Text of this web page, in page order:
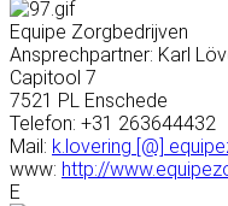
Equipe Zorgbedrijven
Ansprechpartner: Karl
Capitool 7
7521 PL Enschede
Telefon: +31 263644432
Mail: k.lovering [@]
www: http://
E